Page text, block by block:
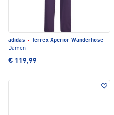
adidas ·
Terrex Xperior Wanderhose
Damen
€ 119,99